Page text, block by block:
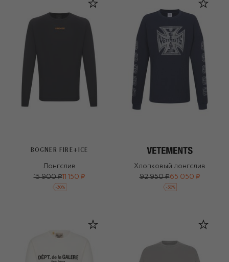
BOGNER FIRE+ICE
Лонгслив
15 900 ₽11 150 ₽
-30%
Хлопковый лонгслив
92 950 ₽65 050 ₽
-30%